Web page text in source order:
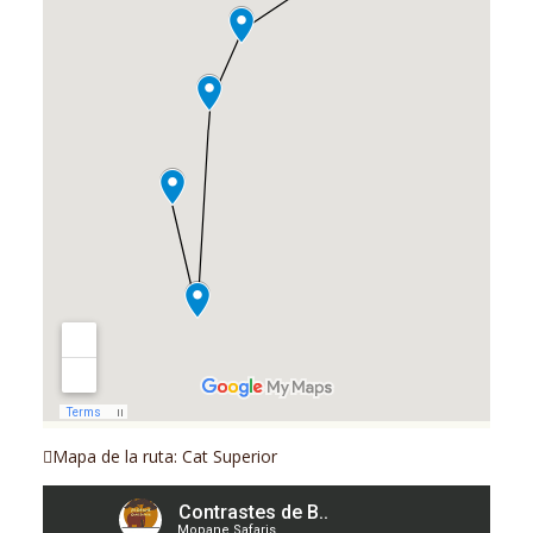
Mapa de la ruta: Cat Superior